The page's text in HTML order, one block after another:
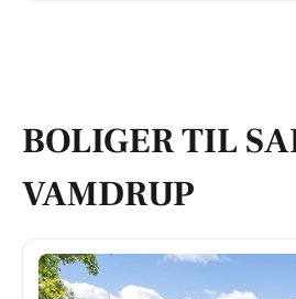
BOLIGER TIL
VAMDRUP